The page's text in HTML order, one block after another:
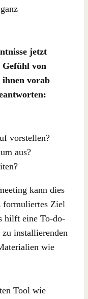
jetzt
Gefühl von
ihnen vorab
vorstellen?
aus?
kann dies
formuliertes Ziel
hilft eine To-do-
installierenden
wie
Tool wie